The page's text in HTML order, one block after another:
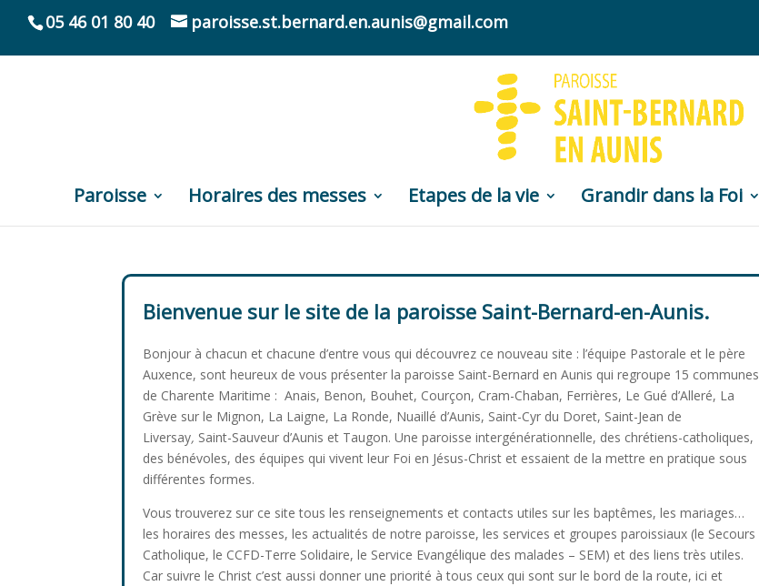
05 46 01 80 40 paroisse.st.bernard.en.aunis@gmail.com
Paroisse Horaires des messes Etapes de la vie Grandir dans la Foi
Bienvenue sur le site de la paroisse Saint-Bernard-en-Aunis.
Bonjour à chacun et chacune d’entre vous qui découvrez ce nouveau site : l’équipe Pastorale et le père
Auxence, sont heureux de vous présenter la paroisse Saint-Bernard en Aunis qui regroupe 15 communes
de Charente Maritime :Anais, Benon, Bouhet, Courçon, Cram-Chaban, Ferrières, Le Gué d’Alleré, La
Grève sur le Mignon, La Laigne, La Ronde, Nuaillé d’Aunis, Saint-Cyr du Doret, Saint-Jean de
Liversay, Saint-Sauveur d’Aunis et Taugon. Une paroisse intergénérationnelle, des chrétiens-catholiques,
des bénévoles, des équipes qui vivent leur Foi en Jésus-Christ et essaient de la mettre en pratique sous
différentes formes.
Vous trouverez sur ce site tous les renseignements et contacts utiles sur les baptêmes, les mariages…
les horaires des messes, les actualités de notre paroisse, les services et groupes paroissiaux (le Secours
Catholique, le CCFD-Terre Solidaire, le Service Evangélique des malades – SEM) et des liens très utiles.
Car suivre le Christ c’est aussi donner une priorité à tous ceux qui sont sur le bord de la route, ici et